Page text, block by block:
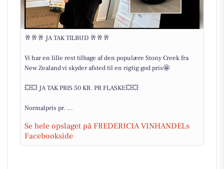
🥂🥂🥂 JA TAK TILBUD 🥂🥂🥂
Vi har en lille rest tilbage af den populære Stony Creek fra
New Zealand vi skyder afsted til en rigtig god pris🤩
💥💥 JA TAK PRIS 50 KR. PR FLASKE💥💥
Normalpris pr. ...
Se hele opslaget på FREDERICIA VINHANDELs
Facebookside